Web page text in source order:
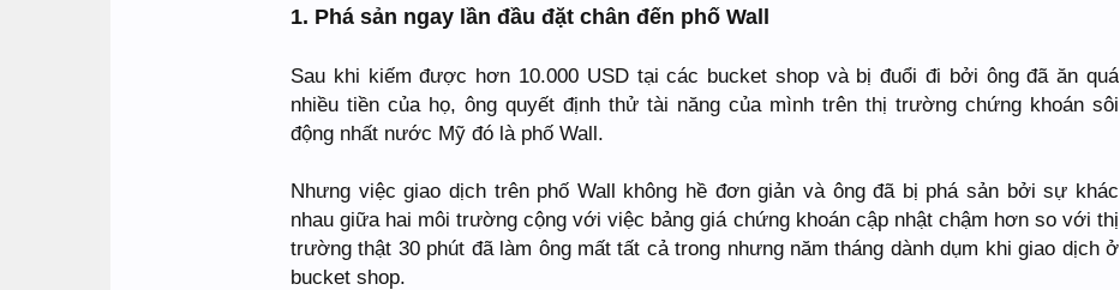
1. Phá sản ngay lần đầu đặt chân đến phố Wall
Sau khi kiếm được hơn 10.000 USD tại các bucket shop và bị đuổi đi bởi ông đã ăn quá
nhiều tiền của họ, ông quyết định thử tài năng của mình trên thị trường chứng khoán sôi
động nhất nước Mỹ đó là phố Wall.
Nhưng việc giao dịch trên phố Wall không hề đơn giản và ông đã bị phá sản bởi sự khác
nhau giữa hai môi trường cộng với việc bảng giá chứng khoán cập nhật chậm hơn so với thị
trường thật 30 phút đã làm ông mất tất cả trong nhưng năm tháng dành dụm khi giao dịch ở
bucket shop.